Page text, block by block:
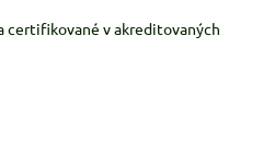
certifikované v akreditovaných